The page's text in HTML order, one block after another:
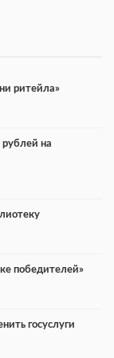
ритейла»
на
победителей»
госуслуги